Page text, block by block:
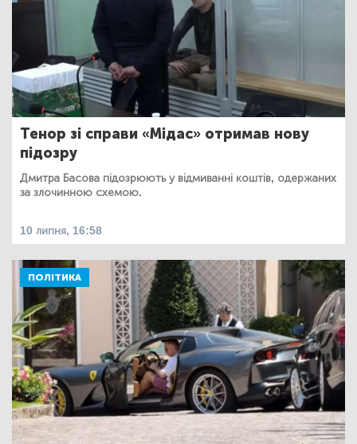
Тенор зі справи «Мідас» отримав нову
підозру
Дмитра Басова підозрюють у відмиванні коштів, одержаних
за злочинною схемою.
10 липня, 16:58
ПОЛІТИКА